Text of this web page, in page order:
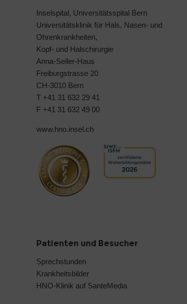
Inselspital, Universitätsspital Bern
Universitätsklinik für Hals, Nasen- und
Ohrenkrankheiten,
Kopf- und Halschirurgie
Anna-Seiler-Haus
Freiburgstrasse 20
CH-3010 Bern
T +41 31 632 29 41
F +41 31 632 49 00
www.hno.insel.ch
Patienten und Besucher
Sprechstunden
Krankheitsbilder
HNO-Klinik auf SanteMedia